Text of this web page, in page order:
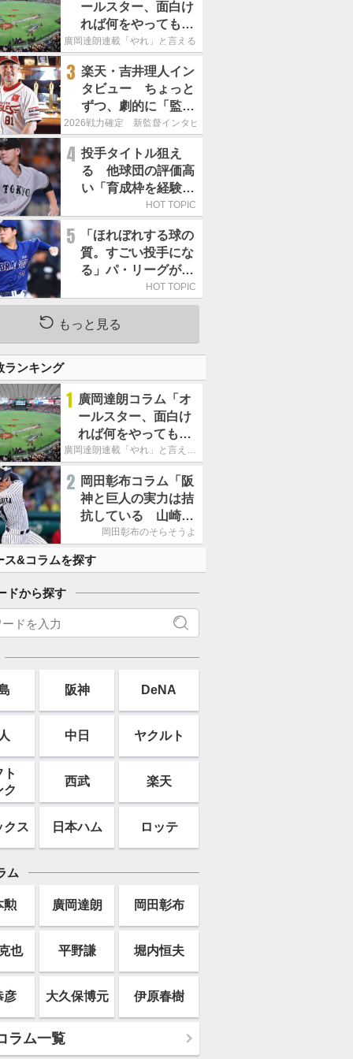
ールスター、面白け
れば何をやってもい
いという発想は大間
廣岡達朗連載「やれ」と言える信念
3 楽天・吉井理人イン
タビュー ちょっと
ずつ、劇的に「監督
が代わると何もかも
は、チームにとって
良くないことなんで
す」
2026戦力確定 新監督インタビュー
4 投手タイトル狙え
る 他球団の評価高
い「育成枠を経験し
た巨人の左腕」は
HOT TOPIC
5
「ほれぼれする球の
質。すごい投手にな
る」パ・リーグが驚
いた「中日の左腕」
は
HOT TOPIC
もっと見る
ランキング
1 廣岡達朗コラム「オ
ールスター、面白け
れば何をやってもい
いという発想は大間廣岡達朗連載「やれ」と言える信念
2 岡田彰布コラム「阪
神と巨人の実力は拮
抗している 山崎、
小笠原の存在は大き
岡田彰布のそらそうよ
ス&コラムを探す
ドから探す
阪神 DeNA
中日 ヤクルト
ト
ク
西武 楽天
クス 日本ハム ロッテ
ム
勲 廣岡達朗 岡田彰布
也 平野謙 堀内恒夫
彦 大久保博元 伊原春樹
ラム一覧